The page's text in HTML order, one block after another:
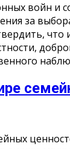
войн и
за
что